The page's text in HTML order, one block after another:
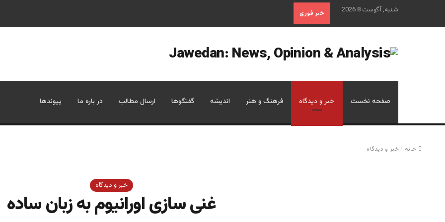
شنبه, آگوست 8 2026 خبر فوری
صفحه نخست خبر و دیدگاه فرهنگ و هنر اندیشه گفتگوها ارسال مطالب در باره ما پیوندها
خانه /خبر و دیدگاه
خبر و دیدگاه
غنی سازی اورانیوم به زبان ساده